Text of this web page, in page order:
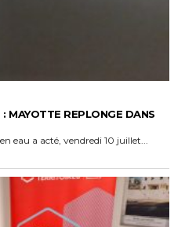
: MAYOTTE REPLONGE DANS
eau a acté, vendredi 10 juillet...